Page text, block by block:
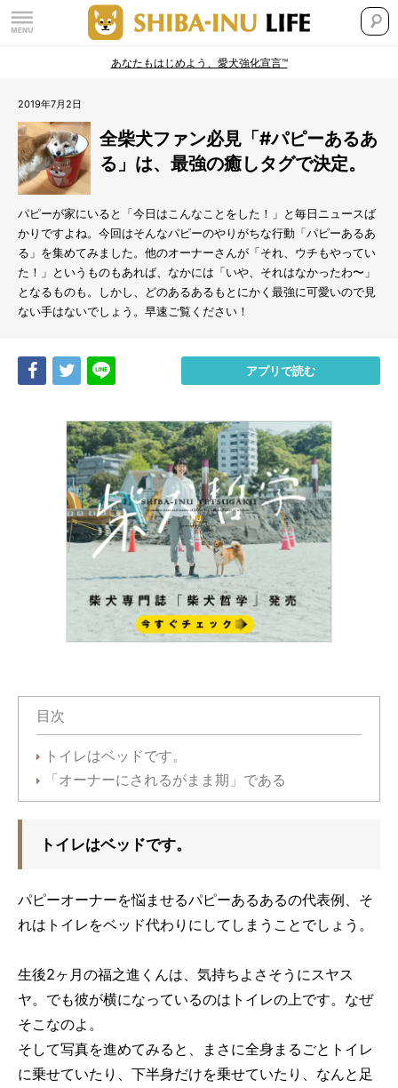
あなたもはじめよう、愛犬強化宣言™
2019年7月2日
全柴犬ファン必見「#パピーあるあ
る」は、最強の癒しタグで決定。
パピーが家にいると「今日はこんなことをした！」と毎日ニュースば
かりですよね。今回はそんなパピーのやりがちな行動「パピーあるあ
る」を集めてみました。他のオーナーさんが「それ、ウチもやってい
た！」というものもあれば、なかには「いや、それはなかったわ〜」
となるものも。しかし、どのあるあるもとにかく最強に可愛いので見
ない手はないでしょう。早速ご覧ください！
Share Tweet アプリで読む
目次
トイレはベッドです。
「オーナーにされるがまま期」である
トイレはベッドです。
パピーオーナーを悩ませるパピーあるあるの代表例、そ
れはトイレをベッド代わりにしてしまうことでしょう。
生後2ヶ月の福之進くんは、気持ちよさそうにスヤス
ヤ。でも彼が横になっているのはトイレの上です。なぜ
そこなのよ。
そして写真を進めてみると、まさに全身まるごとトイレ
に乗せていたり、下半身だけを乗せていたり、なんと足